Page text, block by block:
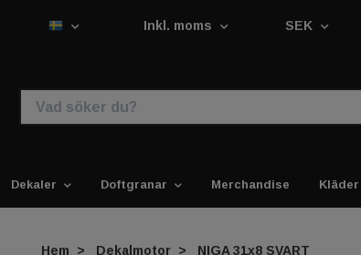
Inkl. moms SEK
Dekaler Doftgranar Merchandise Kläder
Hem Dekalmotor NIGA 31x8 SVART